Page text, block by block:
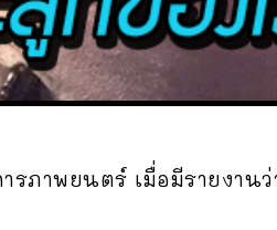
รภาพยนตร์ เมื่อมีรายงาน